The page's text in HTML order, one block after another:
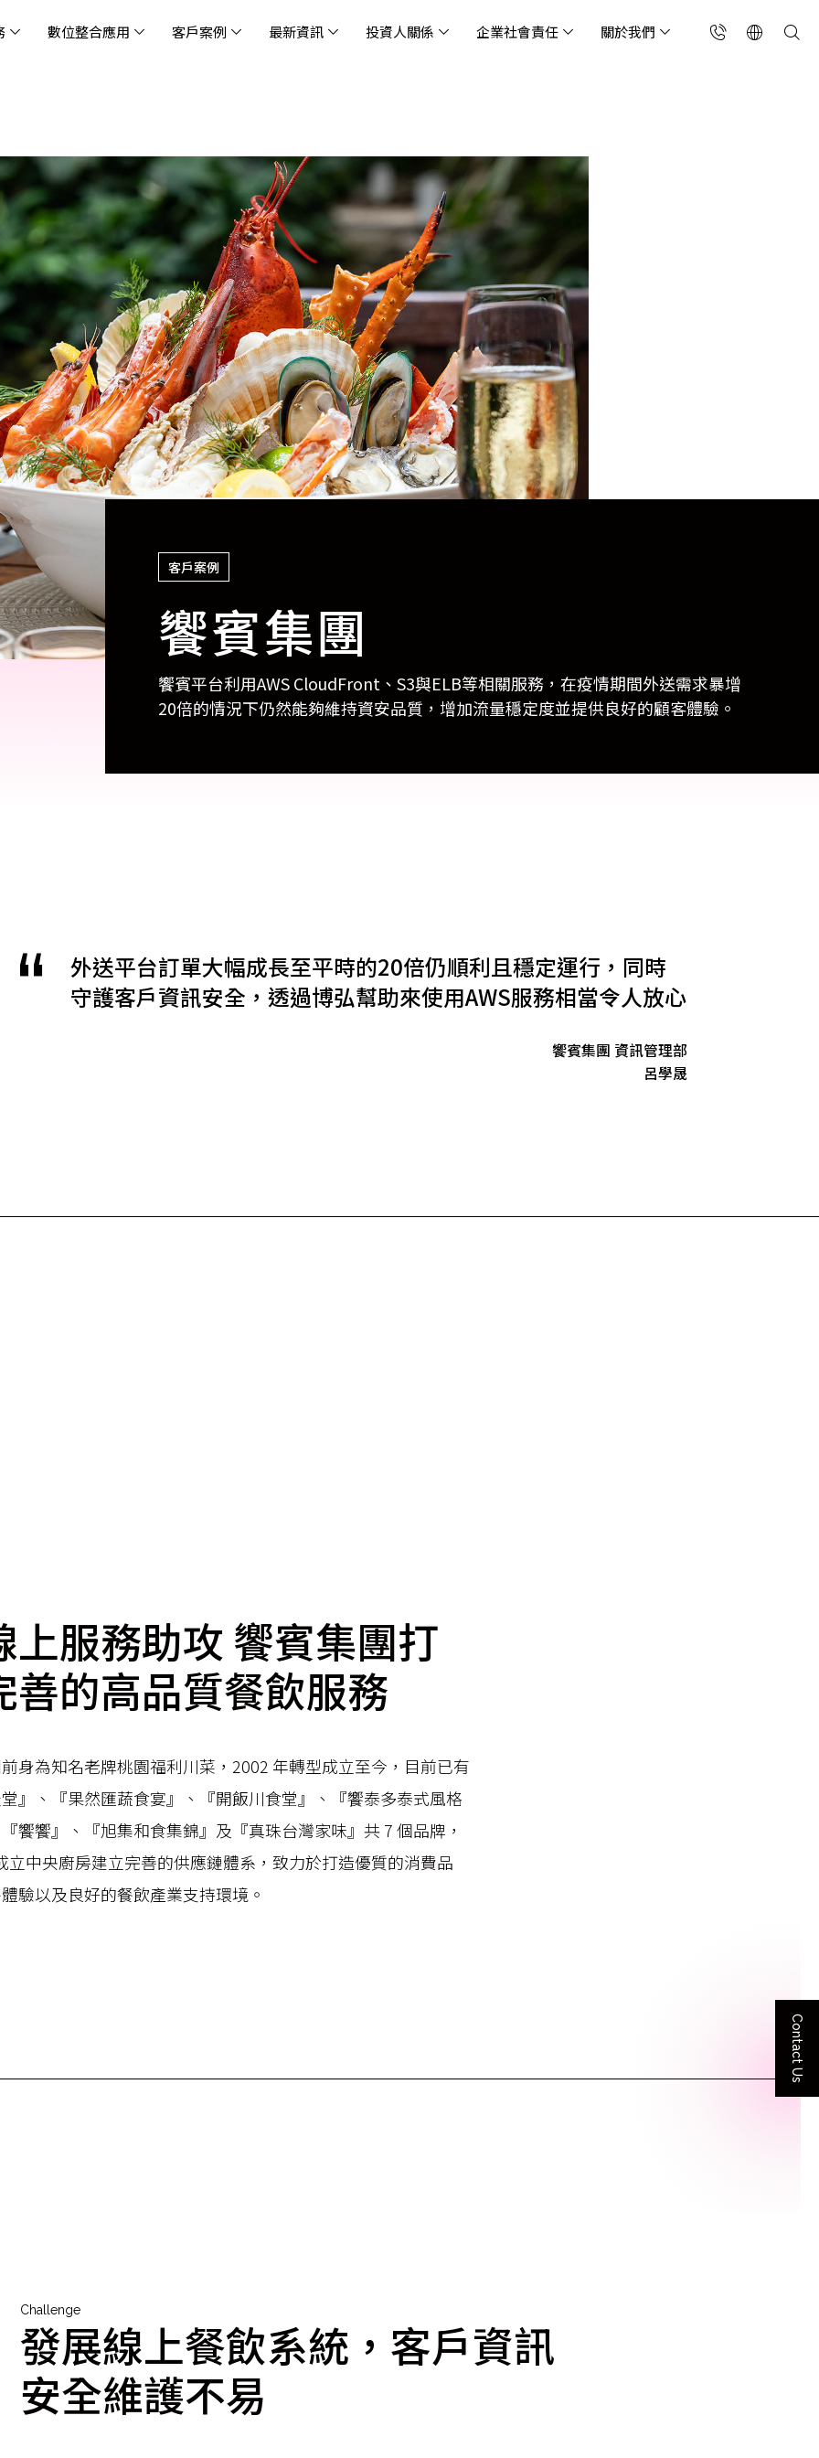
雲智能管理平台
AWS 服務特色
AWS 服務費用方案
AWS台北區域優惠方案
Anthropic Claude on AWS
雲端搬遷
雲端資訊安全
雲端代管
AWS 官方培訓課程與認證
DevOps 解決方案
Data 數據服務
架構健檢
CDN服務
DDoS 高級防護
跨境連線方案 (GA & CEN)
企業 ICP 備案
雲智能管理平台
AI 智能代理引擎
新零售數據與 AI 應用
餐飲業數據與 AI 應用
商圈推薦分析
生成式 AI 輿情分析
流程及系統自動化
文案及圖像自動生成
全天候雲端代管
雲端原生應用程式保護平
台(CNAPP)
次世代防火牆 (NGFW)
MSSP 一站式雲端資安營運
數位整合應用
對話式商務分析
數聯資安
Fortinet
Palo Alto Networks
Radware
SkyCloud 騰雲運算
Chief Cloud eXchange
(CCX)
NetApp
速方案 高效開發工具
GitHub 企業版
開放原始碼安全控管 SNYK
Terraform by HashiCorp
效能監測平台
New Relic
Datadog
客戶案例
技業 零售電商 餐飲業
最新資訊 投資人關係 企業社會責任 關於我們
Contact Us
客戶案例
饗賓集團
饗賓平台利用AWS CloudFront、S3與ELB等相關服務，在疫情期間外送需求暴增
20倍的情況下仍然能夠維持資安品質，增加流量穩定度並提供良好的顧客體驗。
外送平台訂單大幅成長至平時的20倍仍順利且穩定運行，同時
守護客戶資訊安全，透過博弘幫助來使用AWS服務相當令人放心
饗賓集團 資訊管理部
呂學晟
上服務助攻 饗賓集團打
善的高品質餐飲服務
身為知名老牌桃園福利川菜，2002 年轉型成立至今，目前已有
堂』、『果然匯蔬食宴』、『開飯川食堂』、『饗泰多泰式風格
饗饗』、『旭集和食集錦』及『真珠台灣家味』共 7 個品牌，
立中央廚房建立完善的供應鏈體系，致力於打造優質的消費品
驗以及良好的餐飲產業支持環境。
Challenge
發展線上餐飲系統，客戶資訊
安全維護不易